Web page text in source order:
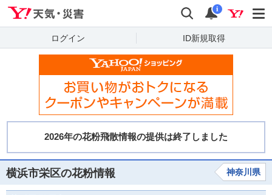
検索 通知
i
ログイン ID新規取得
横浜市栄区の花粉情報 神奈川県